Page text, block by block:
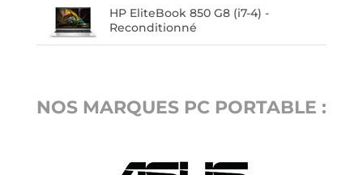
HP EliteBook 850 G8 (i7-4) -
Reconditionné
NOS MARQUES PC PORTABLE :